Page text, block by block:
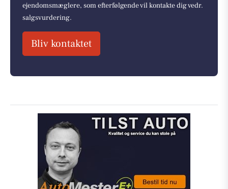
ejendomsmæglere, som efterfølgende vil kontakte dig vedr.
salgsvurdering.
Bliv kontaktet